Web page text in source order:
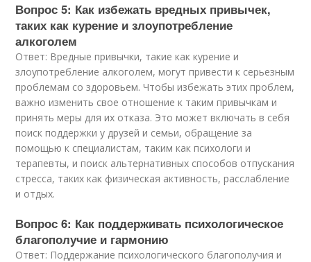
Вопрос 5: Как избежать вредных привычек,
таких как курение и злоупотребление
алкоголем
Ответ: Вредные привычки, такие как курение и
злоупотребление алкоголем, могут привести к серьезным
проблемам со здоровьем. Чтобы избежать этих проблем,
важно изменить свое отношение к таким привычкам и
принять меры для их отказа. Это может включать в себя
поиск поддержки у друзей и семьи, обращение за
помощью к специалистам, таким как психологи и
терапевты, и поиск альтернативных способов отпускания
стресса, таких как физическая активность, расслабление
и отдых.
Вопрос 6: Как поддерживать психологическое
благополучие и гармонию
Ответ: Поддержание психологического благополучия и